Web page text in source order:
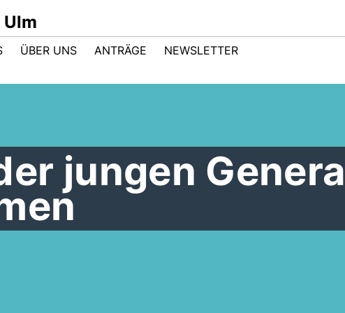
ÜBER UNS ANTRÄGE NEWSLETTER
jungen